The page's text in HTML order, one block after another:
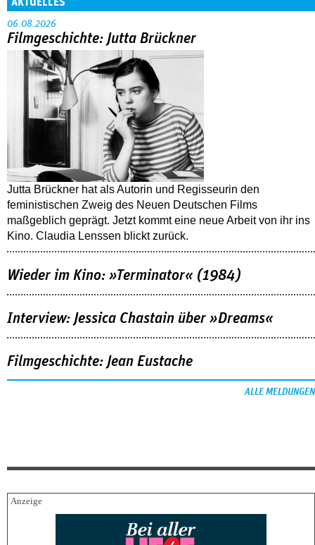
AKTUELLES
06.08.2026
Filmgeschichte: Jutta Brückner
Jutta Brückner hat als Autorin und Regisseurin den
feministischen Zweig des Neuen Deutschen Films
maßgeblich geprägt. Jetzt kommt eine neue Arbeit von ihr ins
Kino. Claudia Lenssen blickt zurück.
Wieder im Kino: »Terminator« (1984)
Interview: Jessica Chastain über »Dreams«
Filmgeschichte: Jean Eustache
ALLE MELDUNGEN